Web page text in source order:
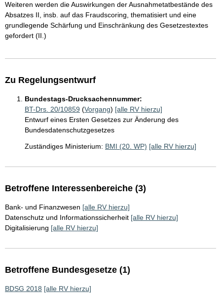
Weiteren werden die Auswirkungen der Ausnahmetatbestände des
Absatzes II, insb. auf das Fraudscoring, thematisiert und eine
grundlegende Schärfung und Einschränkung des Gesetzestextes
gefordert (II.)
Zu Regelungsentwurf
Bundestags-Drucksachennummer:
BT-Drs. 20/10859 (Vorgang) [alle RV hierzu]
Entwurf eines Ersten Gesetzes zur Änderung des
Bundesdatenschutzgesetzes
Zuständiges Ministerium: BMI (20. WP) [alle RV hierzu]
Betroffene Interessenbereiche (3)
Bank- und Finanzwesen [alle RV hierzu]
Datenschutz und Informationssicherheit [alle RV hierzu]
Digitalisierung [alle RV hierzu]
Betroffene Bundesgesetze (1)
BDSG 2018 [alle RV hierzu]